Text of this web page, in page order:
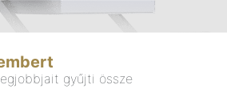
gyűjti össze